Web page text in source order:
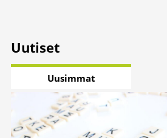
Uutiset
Uusimmat